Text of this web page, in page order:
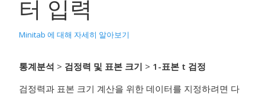
터 입력
Minitab 에 대해 자세히 알아보기
통계분석 > 검정력 및 표본 크기 > 1-표본 t 검정
검정력과 표본 크기 계산을 위한 데이터를 지정하려면 다